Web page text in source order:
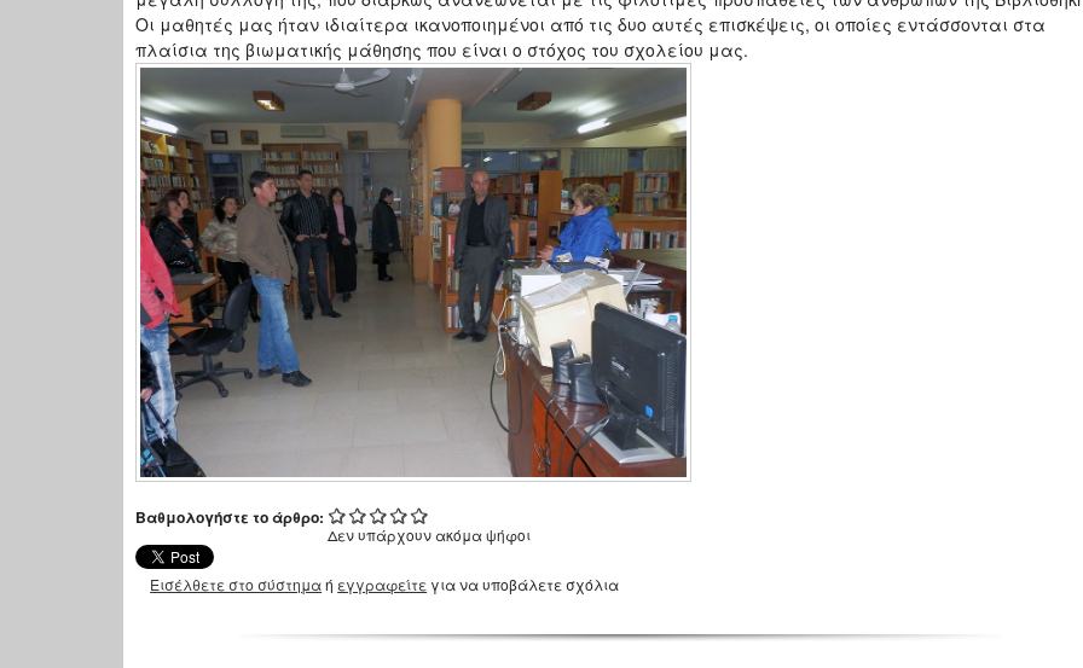
Οι μαθητές μας ήταν ιδιαίτερα ικανοποιημένοι από τις δυο αυτές επισκέψεις, οι οποίες εντάσσονται στα
πλαίσια της βιωματικής μάθησης που είναι ο στόχος του σχολείου μας.
Βαθμολογήστε το άρθρο:
Δεν υπάρχουν ακόμα ψήφοι
Εισέλθετε στο σύστημαή εγγραφείτε για να υποβάλετε σχόλια